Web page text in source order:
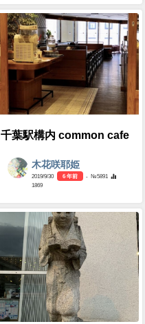
千葉駅構内 common cafe
木花咲耶姫
2019/9/30 6 年前
- №5891
1869